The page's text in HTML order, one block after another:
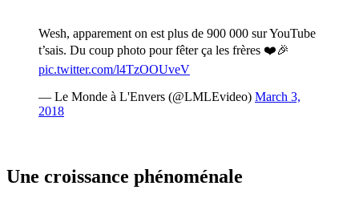
Wesh, apparement on est plus de 900 000 sur YouTube
t’sais. Du coup photo pour fêter ça les frères ❤️🎉
pic.twitter.com/l4TzOOUveV
— Le Monde à L'Envers (@LMLEvideo) March 3,
2018
Une croissance phénoménale